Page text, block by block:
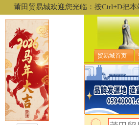
莆田贸易城欢迎您光临：按Ctrl+D把
贸易城首页